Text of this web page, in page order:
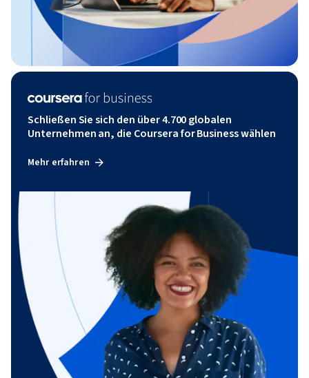
Schließen Sie sich den über 4.700 globalen
Unternehmen an, die Coursera for Business wählen
Mehr erfahren